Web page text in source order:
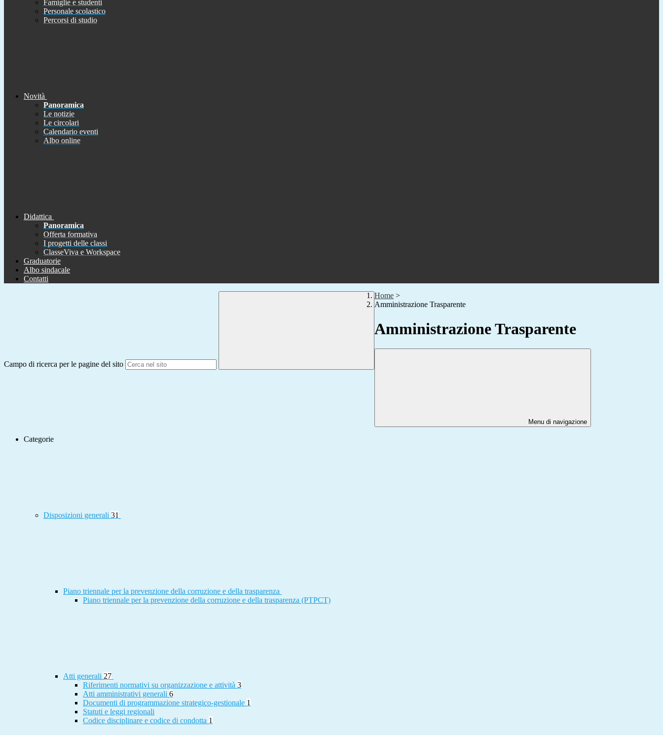
Famiglie e studenti
Personale scolastico
Percorsi di studio
Novità
Panoramica
Le notizie
Le circolari
Calendario eventi
Albo online
Didattica
Panoramica
Offerta formativa
I progetti delle classi
ClasseViva e Workspace
Graduatorie
Albo sindacale
Contatti
Campo di ricerca per le pagine del sito
Home >
Amministrazione Trasparente
Amministrazione Trasparente
Menu di navigazione
Categorie
Disposizioni generali 31
Piano triennale per la prevenzione della corruzione e della trasparenza
Piano triennale per la prevenzione della corruzione e della trasparenza (PTPCT)
Atti generali 27
Riferimenti normativi su organizzazione e attività 3
Atti amministrativi generali 6
Documenti di programmazione strategico-gestionale 1
Statuti e leggi regionali
Codice disciplinare e codice di condotta 1